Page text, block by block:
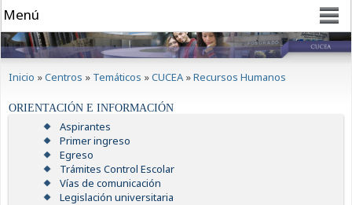
Inicio »Centros » Temáticos »CUCEA »Recursos Humanos
ORIENTACIÓN E INFORMACIÓN
Aspirantes
Primer ingreso
Egreso
Trámites Control Escolar
Vías de comunicación
Legislación universitaria